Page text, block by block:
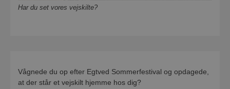
Har du set vores vejskilte?
Vågnede du op efter Egtved Sommerfestival og opdagede,
at der står et vejskilt hjemme hos dig?